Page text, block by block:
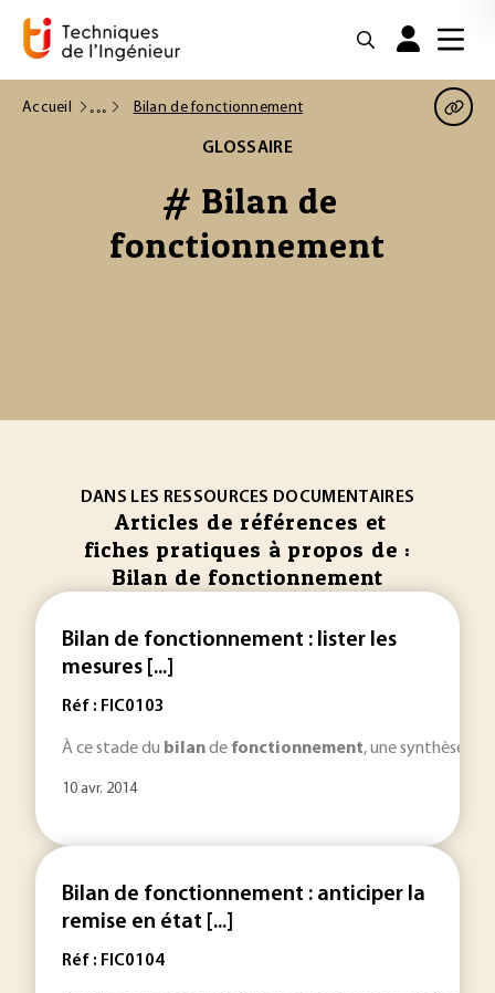
Accueil Bilan de fonctionnement
GLOSSAIRE
# Bilan de
fonctionnement
DANS LES RESSOURCES DOCUMENTAIRES
Articles de références et
fiches pratiques à propos de :
Bilan de fonctionnement
Bilan de fonctionnement : lister les
mesures [...]
Réf : FIC0103
À ce stade du bilande fonctionnement, une synthèse du
10 avr. 2014
Bilan de fonctionnement : anticiper la
remise en état [...]
Réf : FIC0104